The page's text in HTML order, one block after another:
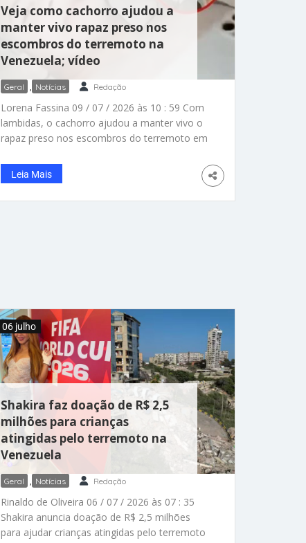
Veja como cachorro ajudou a
manter vivo rapaz preso nos
escombros do terremoto na
Venezuela; vídeo
Geral , Notícias Redação
Lorena Fassina 09 / 07 / 2026 às 10 : 59 Com
lambidas, o cachorro ajudou a manter vivo o
rapaz preso nos escombros do terremoto em
Reprodução/El Heraldo de México Quem tem
pet sabe que eles nunca abandonam quem
amam. E foi assim que esse cachorro salvou
Leia Mais
Shakira faz doação de R$ 2,5
milhões para crianças
atingidas pelo terremoto na
Venezuela
06 julho
Geral , Notícias Redação
Rinaldo de Oliveira 06 / 07 / 2026 às 07 : 35
Shakira anuncia doação de R$ 2,5 milhões
para ajudar crianças atingidas pelo terremoto